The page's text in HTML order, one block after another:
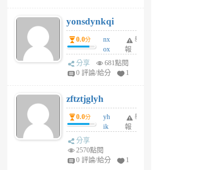
6
個
月
前
yonsdynkqi
0.0分
nx
ox
rh
pe
月
前
舉
報
分享
681點閱
0 評論/給分
1
zftztjglyh
0.0分
yh
ik
tu
舉
報
分享
2570點閱
0 評論/給分
1